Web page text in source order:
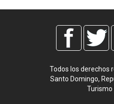
Todos los derechos
Santo Domingo,
Turismo